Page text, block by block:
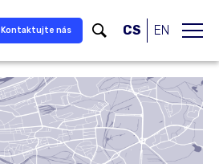
Kontaktujte nás CS EN